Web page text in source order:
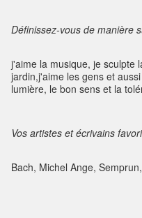
Définissez-vous de manière
j'aime la musique, je sculpte
jardin,j'aime les gens et
lumière, le bon sens et la
Vos artistes et écrivains
Bach, Michel Ange,